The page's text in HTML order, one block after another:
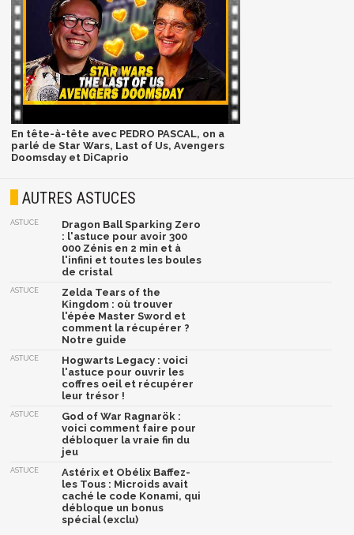
En tête-à-tête avec PEDRO PASCAL, on a
parlé de Star Wars, Last of Us, Avengers
Doomsday et DiCaprio
AUTRES ASTUCES
ASTUCE
Dragon Ball Sparking Zero
: l'astuce pour avoir 300
000 Zénis en 2 min et à
l'infini et toutes les boules
de cristal
ASTUCE
Zelda Tears of the
Kingdom : où trouver
l'épée Master Sword et
comment la récupérer ?
Notre guide
ASTUCE
Hogwarts Legacy : voici
l'astuce pour ouvrir les
coffres oeil et récupérer
leur trésor !
ASTUCE
God of War Ragnarök :
voici comment faire pour
débloquer la vraie fin du
jeu
ASTUCE
Astérix et Obélix Baffez-
les Tous : Microids avait
caché le code Konami, qui
débloque un bonus
spécial (exclu)